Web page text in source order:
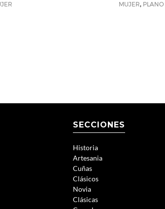
MUJER, PLANO
SECCIONES
Historia
Artesania
Cuñas
Clásicos
Novia
Clásicas